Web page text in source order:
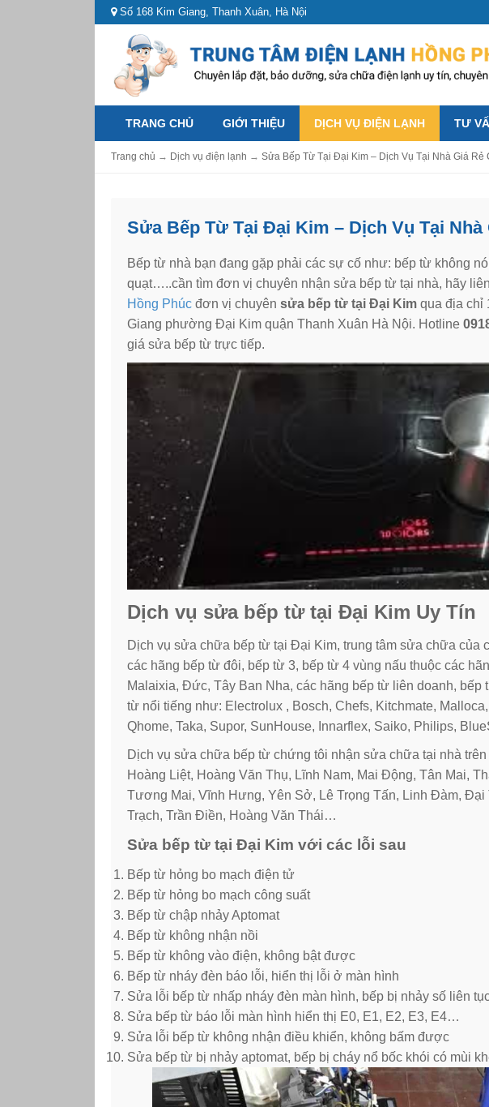
Số 168 Kim Giang, Thanh Xuân, Hà Nội
TRANG CHỦ GIỚI THIỆU DỊCH VỤ ĐIỆN LẠNH TƯ
Trang chủ → Dịch vụ điện lạnh → Sửa Bếp Từ Tại Đại Kim – Dịch Vụ Tại Nhà Giá Rẻ
Sửa Bếp Từ Tại Đại Kim – Dịch Vụ Tại Nhà
Bếp từ nhà bạn đang gặp phải các sự cố như: bếp từ không
quạt…..cần tìm đơn vị chuyên nhận sửa bếp từ tại nhà, hãy
Hồng Phúc đơn vị chuyên sửa bếp từ tại Đại Kim qua địa chỉ
Giang phường Đại Kim quận Thanh Xuân Hà Nội. Hotline
giá sửa bếp từ trực tiếp.
Dịch vụ sửa bếp từ tại Đại Kim Uy Tín
Dịch vụ sửa chữa bếp từ tại Đại Kim, trung tâm sửa chữa của
các hãng bếp từ đôi, bếp từ 3, bếp từ 4 vùng nấu thuộc các
Malaixia, Đức, Tây Ban Nha, các hãng bếp từ liên doanh, bếp
từ nổi tiếng như: Electrolux , Bosch, Chefs, Kitchmate,
Qhome, Taka, Supor, SunHouse, Innarflex, Saiko, Philips,
Dịch vụ sửa chữa bếp từ chứng tôi nhận sửa chữa tại nhà
Hoàng Liệt, Hoàng Văn Thụ, Lĩnh Nam, Mai Động, Tân Mai,
Tương Mai, Vĩnh Hưng, Yên Sở, Lê Trọng Tấn, Linh Đàm,
Trạch, Trần Điền, Hoàng Văn Thái…
Sửa bếp từ tại Đại Kim với các lỗi sau
Bếp từ hỏng bo mạch điện tử
Bếp từ hỏng bo mạch công suất
Bếp từ chập nhảy Aptomat
Bếp từ không nhận nồi
Bếp từ không vào điện, không bật được
Bếp từ nháy đèn báo lỗi, hiển thị lỗi ở màn hình
Sửa lỗi bếp từ nhấp nháy đèn màn hình, bếp bị nhảy số liên
Sửa bếp từ báo lỗi màn hình hiển thị E0, E1, E2, E3, E4…
Sửa lỗi bếp từ không nhận điều khiển, không bấm được
Sửa bếp từ bị nhảy aptomat, bếp bị cháy nổ bốc khói có mùi